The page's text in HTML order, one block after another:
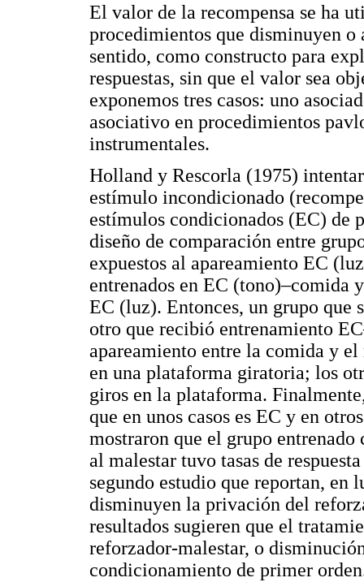
El valor de la recompensa se ha
procedimientos que disminuyen o
sentido, como constructo para
respuestas, sin que el valor sea
exponemos tres casos: uno
asociativo en procedimientos
instrumentales.
Holland y Rescorla (1975)
estímulo incondicionado
estímulos condicionados (EC) de
diseño de comparación entre
expuestos al apareamiento EC
entrenados en EC (tono)–comida
EC (luz). Entonces, un grupo
otro que recibió entrenamiento
apareamiento entre la comida y
en una plataforma giratoria; los
giros en la plataforma.
que en unos casos es EC y en
mostraron que el grupo
al malestar tuvo tasas de
segundo estudio que reportan, en
disminuyen la privación del
resultados sugieren que el
reforzador-malestar, o
condicionamiento de primer